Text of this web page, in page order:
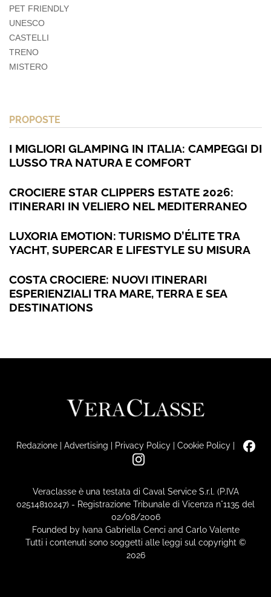
PET FRIENDLY
UNESCO
CASTELLI
TRENO
MISTERO
PROPOSTE
I MIGLIORI GLAMPING IN ITALIA: CAMPEGGI DI
LUSSO TRA NATURA E COMFORT
CROCIERE STAR CLIPPERS ESTATE 2026:
ITINERARI IN VELIERO NEL MEDITERRANEO
LUXORIA EMOTION: TURISMO D’ÉLITE TRA
YACHT, SUPERCAR E LIFESTYLE SU MISURA
COSTA CROCIERE: NUOVI ITINERARI
ESPERIENZIALI TRA MARE, TERRA E SEA
DESTINATIONS
Redazione| Advertising | Privacy Policy| Cookie Policy|
Veraclasse è una testata di Caval Service S.r.l. (P.IVA
02514810247) - Registrazione Tribunale di Vicenza n°1135 del
02/08/2006
Founded by Ivana Gabriella Cenci and Carlo Valente
Tutti i contenuti sono soggetti alle leggi sul copyright ©
2026